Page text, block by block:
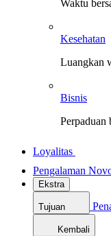
Waktu
Kesehatan
Luangkan
Bisnis
Perpaduan
Loyalitas
Pengalaman
Ekstra
Tujuan
Kembali